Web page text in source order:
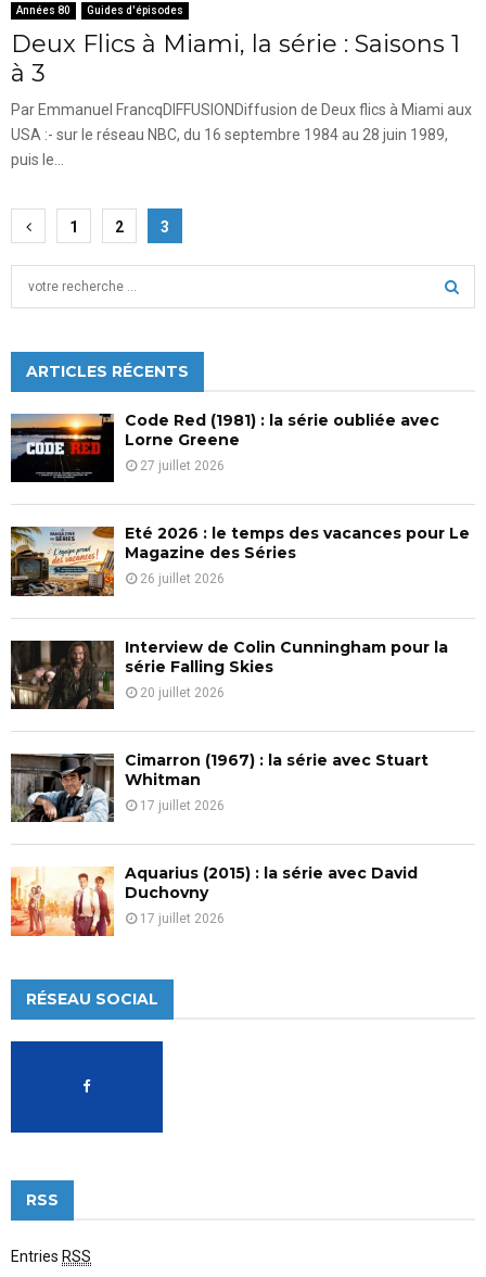
Années 80 Guides d'épisodes
Deux Flics à Miami, la série : Saisons 1
à 3
Par Emmanuel FrancqDIFFUSIONDiffusion de Deux flics à Miami aux
USA :- sur le réseau NBC, du 16 septembre 1984 au 28 juin 1989,
puis le...
Pagination
des
publications
1 2 3
h
f
o
r
:
C
ARTICLES RÉCENTS
Code Red (1981) : la série oubliée avec
Lorne Greene
27 juillet 2026
Eté 2026 : le temps des vacances pour Le
Magazine des Séries
26 juillet 2026
Interview de Colin Cunningham pour la
série Falling Skies
20 juillet 2026
Cimarron (1967) : la série avec Stuart
Whitman
17 juillet 2026
Aquarius (2015) : la série avec David
Duchovny
17 juillet 2026
RÉSEAU SOCIAL
RSS
Entries RSS